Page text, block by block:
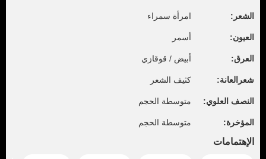
الشعر: امرأة سمراء
العيون: أسمر
العرق: أبيض / قوقازي
شعرالعانة: كثيف الشعر
النصف العلوي: متوسطة الحجم
المؤخرة: متوسطة الحجم
الإهتمامات